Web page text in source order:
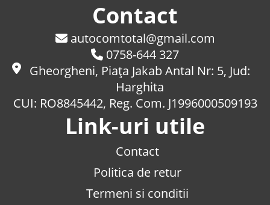
Contact
autocomtotal@gmail.com
0758-644 327
Gheorgheni, Piaţa Jakab Antal Nr: 5, Jud:
Harghita
CUI: RO8845442, Reg. Com. J1996000509193
Link-uri utile
Contact
Politica de retur
Termeni si conditii